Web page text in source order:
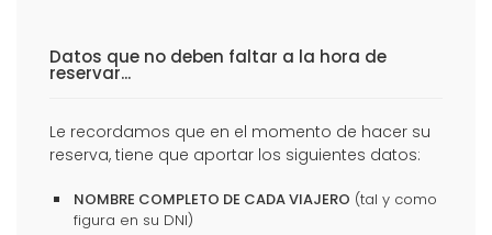
Datos que no deben faltar a la hora de
reservar...
Le recordamos que en el momento de hacer su
reserva, tiene que aportar los siguientes datos:
NOMBRE COMPLETO DE CADA VIAJERO (tal y como
figura en su DNI)